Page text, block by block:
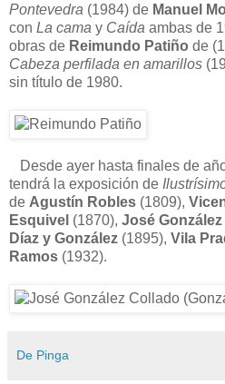
Pontevedra (1984) de Manuel
con La cama y Caída ambas de
obras de Reimundo Patiño de
Cabeza perfilada en amarillos
sin título de 1980.
Desde ayer hasta finales de
tendrá la exposición de
de Agustín Robles (1809),
Esquivel (1870), José
Díaz y González (1895), Vila
Ramos (1932).
De Pinga